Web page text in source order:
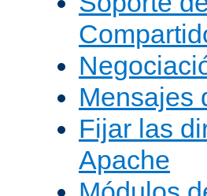
Mensajes
Fijar las
Apache